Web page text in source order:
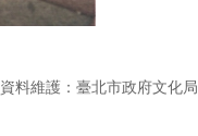
資料維護：臺北市政府文化局